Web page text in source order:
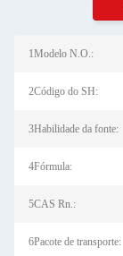
1Modelo N.O.:
2Código do SH:
3Habilidade da fonte:
4Fórmula:
5CAS Rn.:
6Pacote de transporte: